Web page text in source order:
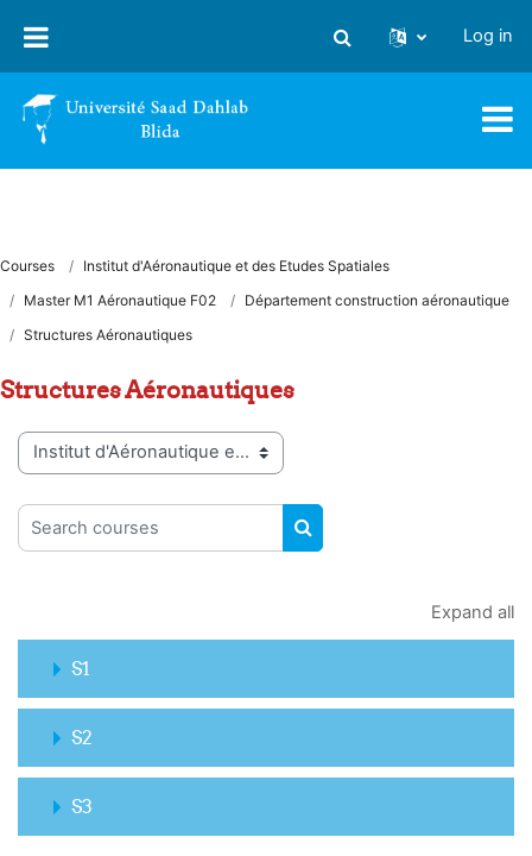
Toggle search input
Log in
Courses
Institut d'Aéronautique et des Etudes Spatiales
Master M1 Aéronautique F02
Département construction aéronautique
Structures Aéronautiques
Structures Aéronautiques
Course categories
Search courses
SEARCH COURSES
Expand all
S1
S2
S3